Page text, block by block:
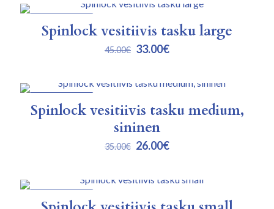
50.00€.
Spinlock vesitiivis tasku large
45.00€ Alkuperäinen
33.00€Nykyinen
33.00€.
Spinlock vesitiivis tasku medium,
sininen
35.00€ Alkuperäinen
26.00€Nykyinen